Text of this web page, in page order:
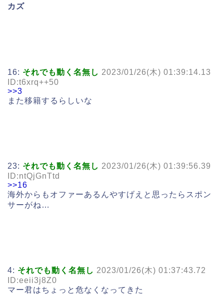
カズ
16: それでも動く名無し 2023/01/26(木) 01:39:14.13
ID:t6xrq++50
>>3
また移籍するらしいな
23: それでも動く名無し 2023/01/26(木) 01:39:56.39
ID:ntQjGnTtd
>>16
海外からもオファーあるんやすげえと思ったらスポン
サーがね…
4: それでも動く名無し 2023/01/26(木) 01:37:43.72
ID:eeii3j8Z0
マー君はちょっと危なくなってきた